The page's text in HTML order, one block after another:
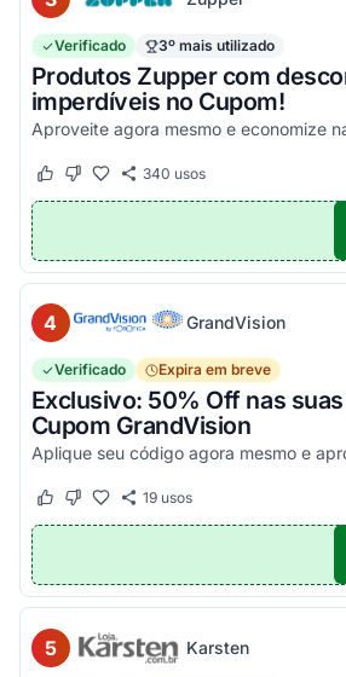
Verificado 3º mais utilizado
Produtos Zupper com
imperdíveis no Cupom!
Aproveite agora mesmo e economize
Este cupom funcionou
Este cupom não funcionou
340 usos
4 GrandVision
Verificado Expira em breve
Exclusivo: 50% Off nas
Cupom GrandVision
Este cupom funcionou
Este cupom não funcionou
19usos
5 Karsten